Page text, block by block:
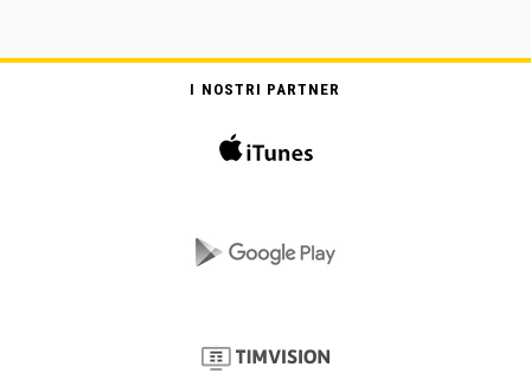
I NOSTRI PARTNER